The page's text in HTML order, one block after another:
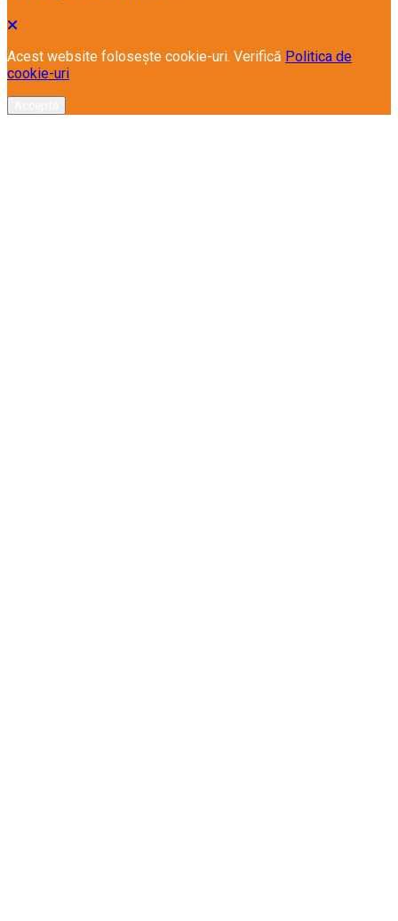
Acest website folosește cookie-uri. Verifică Politica de
cookie-uri